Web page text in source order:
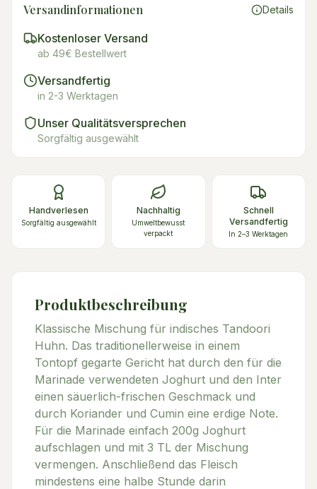
Versandinformationen Details
Kostenloser Versand
ab 49€ Bestellwert
Versandfertig
in 2-3 Werktagen
Unser Qualitätsversprechen
Sorgfältig ausgewählt
Handverlesen
Sorgfältig ausgewählt
Nachhaltig
Umweltbewusst
verpackt
Schnell
Versandfertig
In 2–3 Werktagen
Produktbeschreibung
Klassische Mischung für indisches Tandoori
Huhn. Das traditionellerweise in einem
Tontopf gegarte Gericht hat durch den für die
Marinade verwendeten Joghurt und den Inter
einen säuerlich-frischen Geschmack und
durch Koriander und Cumin eine erdige Note.
Für die Marinade einfach 200g Joghurt
aufschlagen und mit 3 TL der Mischung
vermengen. Anschließend das Fleisch
mindestens eine halbe Stunde darin